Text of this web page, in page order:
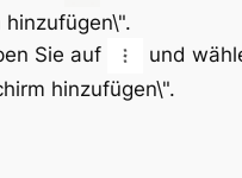
Sie auf
und
hinzufügen\".